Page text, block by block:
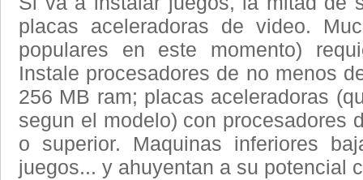
placas aceleradoras de video.
populares en este momento)
Instale procesadores de no menos
256 MB ram; placas aceleradoras
segun el modelo) con procesadores
o superior. Maquinas inferiores
juegos... y ahuyentan a su potencial